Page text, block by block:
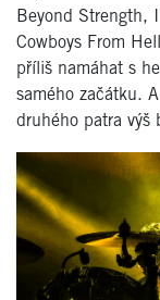
Beyond Strength,
Cowboys From
příliš namáhat s
samého začátku.
druhého patra výš